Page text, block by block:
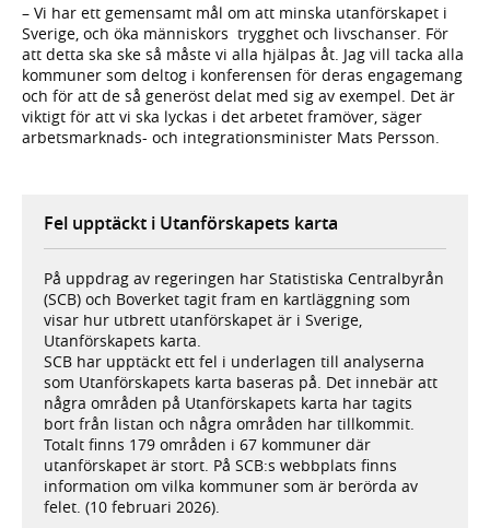
– Vi har ett gemensamt mål om att minska utanförskapet i
Sverige, och öka människors trygghet och livschanser. För
att detta ska ske så måste vi alla hjälpas åt. Jag vill tacka alla
kommuner som deltog i konferensen för deras engagemang
och för att de så generöst delat med sig av exempel. Det är
viktigt för att vi ska lyckas i det arbetet framöver, säger
arbetsmarknads- och integrationsminister Mats Persson.
Fel upptäckt i Utanförskapets karta
På uppdrag av regeringen har Statistiska Centralbyrån
(SCB) och Boverket tagit fram en kartläggning som
visar hur utbrett utanförskapet är i Sverige,
Utanförskapets karta.
SCB har upptäckt ett fel i underlagen till analyserna
som Utanförskapets karta baseras på. Det innebär att
några områden på Utanförskapets karta har tagits
bort från listan och några områden har tillkommit.
Totalt finns 179 områden i 67 kommuner där
utanförskapet är stort. På SCB:s webbplats finns
information om vilka kommuner som är berörda av
felet. (10 februari 2026).